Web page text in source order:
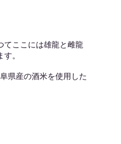
てここには雄龍と雌龍
。
県産の酒米を使用した